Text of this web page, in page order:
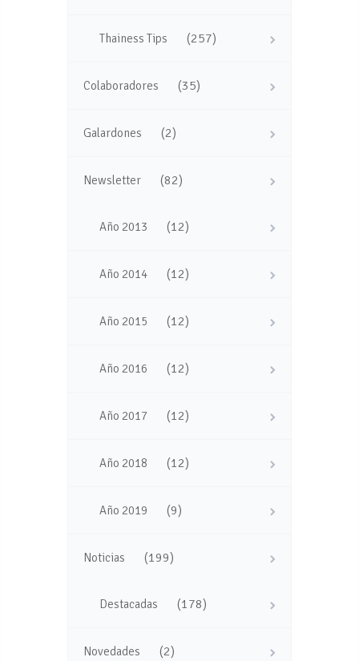
Thainess Tips (257)
Colaboradores (35)
Galardones (2)
Newsletter (82)
Año 2013 (12)
Año 2014 (12)
Año 2015 (12)
Año 2016 (12)
Año 2017 (12)
Año 2018 (12)
Año 2019 (9)
Noticias (199)
Destacadas (178)
Novedades (2)